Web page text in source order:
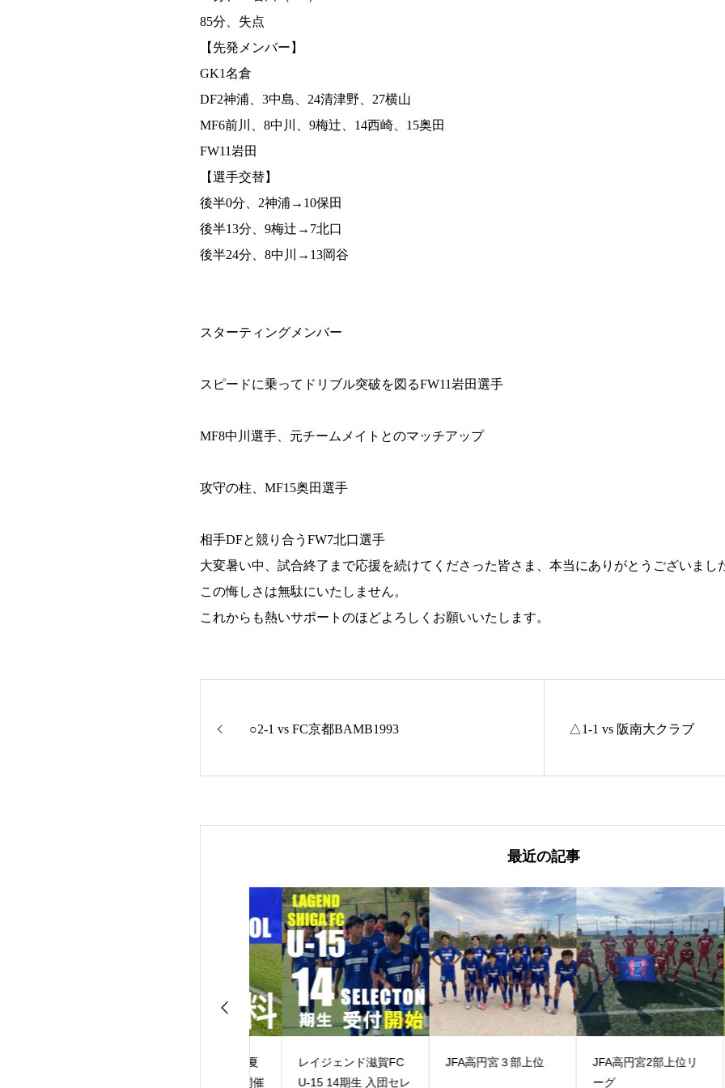
85分、失点
【先発メンバー】
GK1名倉
DF2神浦、3中島、24清津野、27横山
MF6前川、8中川、9梅辻、14西崎、15奥田
FW11岩田
【選手交替】
後半0分、2神浦→10保田
後半13分、9梅辻→7北口
後半24分、8中川→13岡谷
スターティングメンバー
スピードに乗ってドリブル突破を図るFW11岩田選手
MF8中川選手、元チームメイトとのマッチアップ
攻守の柱、MF15奥田選手
相手DFと競り合うFW7北口選手
大変暑い中、試合終了まで応援を続けてくださった皆さま、本当にありがとうございまし
この悔しさは無駄にいたしません。
これからも熱いサポートのほどよろしくお願いいたします。
○2-1 vs FC京都BAMB1993 △1-1 vs 阪南大クラブ
最近の記事
レイジェンド滋賀FC
JFA高円宮３部上位
JFA高円宮2部上位リ